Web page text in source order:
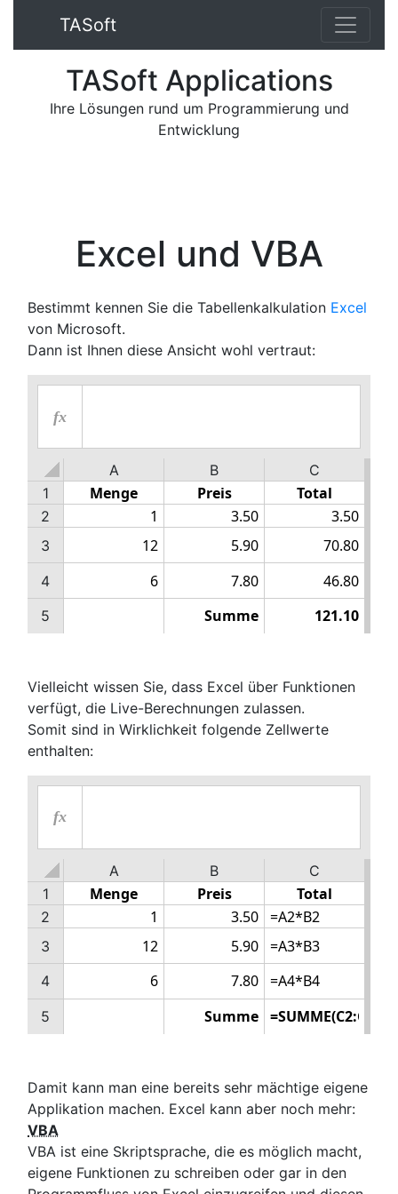
TASoft
TASoft Applications
Ihre Lösungen rund um Programmierung und
Entwicklung
Excel und VBA
Bestimmt kennen Sie die Tabellenkalkulation Excel
von Microsoft.
Dann ist Ihnen diese Ansicht wohl vertraut:
fx
A B
C
1
2
3
4
5
Vielleicht wissen Sie, dass Excel über Funktionen
verfügt, die Live-Berechnungen zulassen.
Somit sind in Wirklichkeit folgende Zellwerte
enthalten:
fx
A B
C
1
2
3
4
5
Damit kann man eine bereits sehr mächtige eigene
Applikation machen. Excel kann aber noch mehr:
VBA
VBA ist eine Skriptsprache, die es möglich macht,
eigene Funktionen zu schreiben oder gar in den